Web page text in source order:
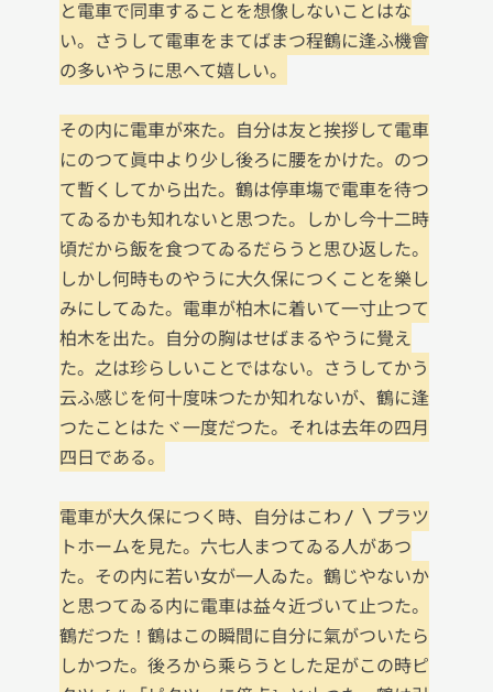
と電車で同車することを想像しないことはな
い。さうして電車をまてばまつ程鶴に逢ふ機會
の多いやうに思へて嬉しい。
その内に電車が來た。自分は友と挨拶して電車
にのつて眞中より少し後ろに腰をかけた。のつ
て暫くしてから出た。鶴は停車塲で電車を待つ
てゐるかも知れないと思つた。しかし今十二時
頃だから飯を食つてゐるだらうと思ひ返した。
しかし何時ものやうに大久保につくことを樂し
みにしてゐた。電車が柏木に着いて一寸止つて
柏木を出た。自分の胸はせばまるやうに覺え
た。之は珍らしいことではない。さうしてかう
云ふ感じを何十度味つたか知れないが、鶴に逢
つたことはたヾ一度だつた。それは去年の四月
四日である。
電車が大久保につく時、自分はこわ〳〵プラツ
トホームを見た。六七人まつてゐる人があつ
た。その内に若い女が一人ゐた。鶴じやないか
と思つてゐる内に電車は益々近づいて止つた。
鶴だつた！鶴はこの瞬間に自分に氣がついたら
しかつた。後ろから乘らうとした足がこの時ピ